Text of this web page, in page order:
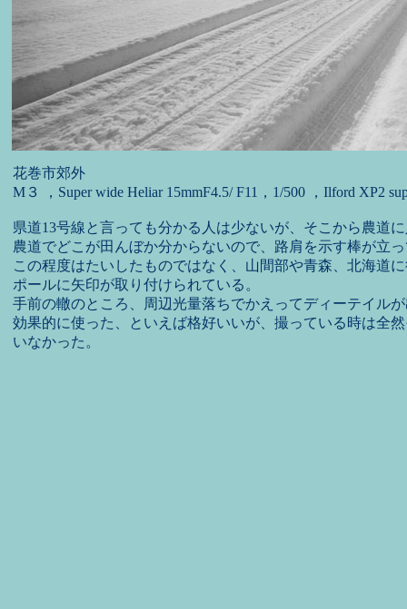
花巻市郊外
M３ ，Super wide Heliar 15mmF4.5/ F11，1/500 ，Ilford XP2
県道13号線と言っても分かる人は少ないが、そこから農道
農道でどこが田んぼか分からないので、路肩を示す棒が立
この程度はたいしたものではなく、山間部や青森、北海道
ポールに矢印が取り付けられている。
手前の轍のところ、周辺光量落ちでかえってディーテイル
効果的に使った、といえば格好いいが、撮っている時は全
いなかった。